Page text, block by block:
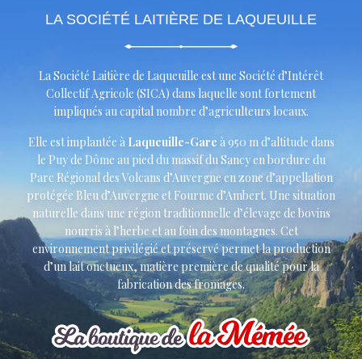
LA SOCIÉTÉ LAITIÈRE DE LAQUEUILLE
La Société Laitière de Laqueuille est une Société d’Intérêt
Collectif Agricole (SICA) dans laquelle sont fortement
impliqués au capital nombre d’agriculteurs locaux.
Elle est implantée à Laqueuille-Gare à 950 m d’altitude dans
le Puy de Dôme au pied du massif du Sancy en bordure du
Parc Régional des Volcans d’Auvergne en zone d’appellation
protégée Bleu d’Auvergne et Fourme d’Ambert. Une situation
naturelle dans une région traditionnelle d’élevage de bovins
nourris à l’herbe et au foin des montagnes. Cet
environnement privilégié et préservé permet la production
d’un lait onctueux, matière première de qualité pour la
fabrication des fromages.